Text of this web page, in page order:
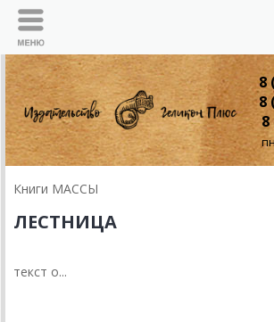
8
8
8
Книги МАССЫ
ЛЕСТНИЦА
текст о...